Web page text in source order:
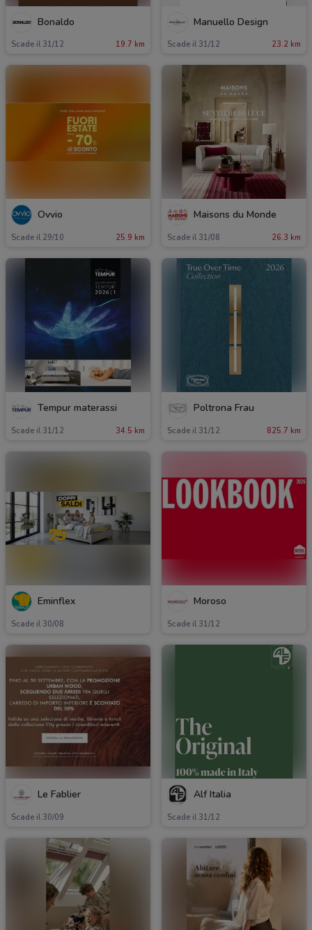
Bonaldo
Scade il 31/12 19.7 km
Manuello Design
Scade il 31/12 23.2 km
Ovvio
Scade il 29/10 25.9 km
Maisons du Monde
Scade il 31/08 26.3 km
Tempur materassi
Scade il 31/12 34.5 km
Poltrona Frau
Scade il 31/12 825.7 km
Eminflex
Scade il 30/08
Moroso
Scade il 31/12
Le Fablier
Scade il 30/09
Alf Italia
Scade il 31/12